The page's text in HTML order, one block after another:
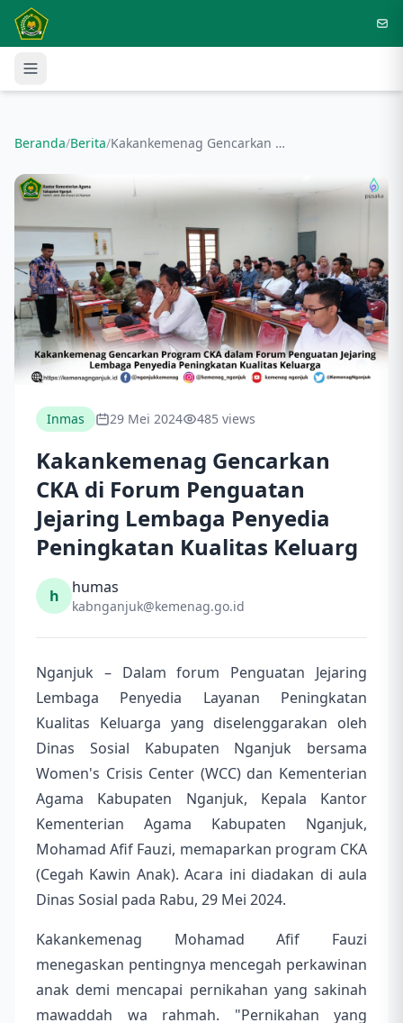
Langsung ke konten utama
Beranda/Berita/ Kakankemenag Gencarkan CKA di Forum Penguatan Jejaring Lembaga Penyedia Peningkatan Kualitas Keluarg
Inmas 29 Mei 2024 485 views
Kakankemenag Gencarkan
CKA di Forum Penguatan
Jejaring Lembaga Penyedia
Peningkatan Kualitas Keluarg
h humas
kabnganjuk@kemenag.go.id
Nganjuk – Dalam forum Penguatan Jejaring
Lembaga Penyedia Layanan Peningkatan
Kualitas Keluarga yang diselenggarakan oleh
Dinas Sosial Kabupaten Nganjuk bersama
Women's Crisis Center (WCC) dan Kementerian
Agama Kabupaten Nganjuk, Kepala Kantor
Kementerian Agama Kabupaten Nganjuk,
Mohamad Afif Fauzi, memaparkan program CKA
(Cegah Kawin Anak). Acara ini diadakan di aula
Dinas Sosial pada Rabu, 29 Mei 2024.
Kakankemenag Mohamad Afif Fauzi
menegaskan pentingnya mencegah perkawinan
anak demi mencapai pernikahan yang sakinah
mawaddah wa rahmah. "Pernikahan yang